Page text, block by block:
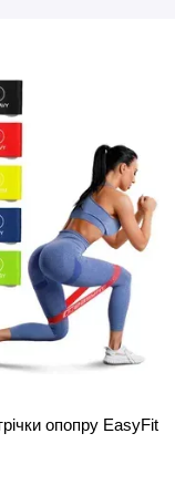
опопру EasyFit